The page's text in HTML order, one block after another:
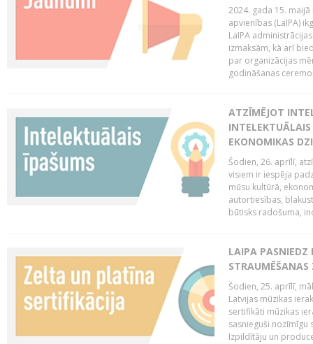
2024. gada 15.
apvienības (LaIPA)
LaIPA
izmaksām, kā arī
par organizācijas
godināšanas
ATZĪMĒJOT
EKONOMIKAS
Šodien, 26. aprīlī,
visiem ir iespēja
mūsu kultūrā,
autortiesības,
būtisks radošuma,
LAIPA PASNIEDZ
Šodien, 25. aprīlī,
Latvijas mūzikas
sertifikāti mūzikas
sasnieguši nozīmīgu
Izpildītāju un